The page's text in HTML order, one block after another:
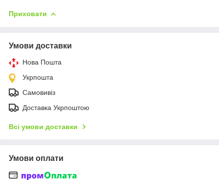
Приховати
Умови доставки
Нова Пошта
Укрпошта
Самовивіз
Доставка Укрпоштою
Всі умови доставки
Умови оплати